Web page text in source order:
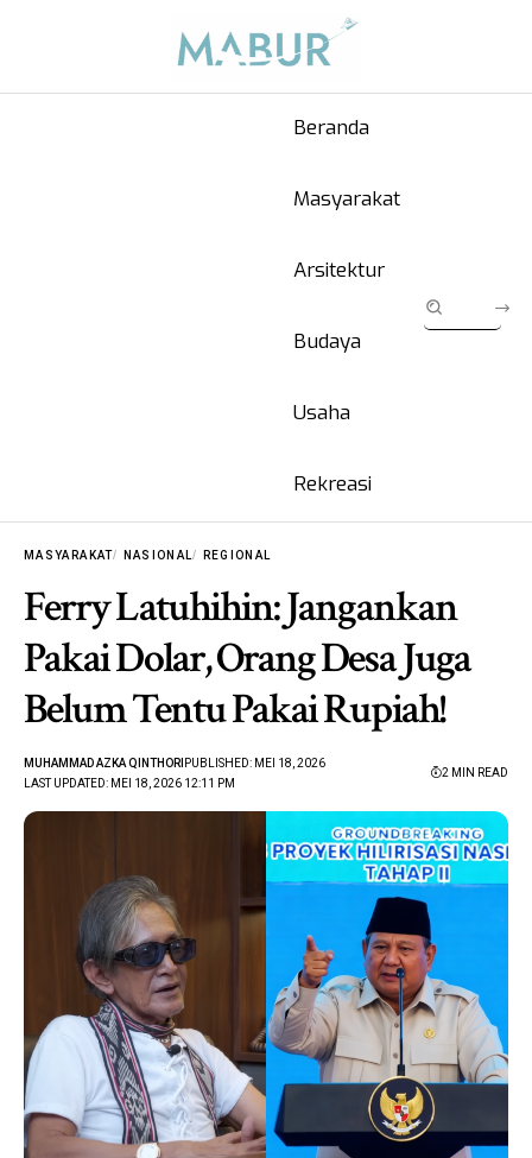
Beranda
Masyarakat
Arsitektur
Budaya
Usaha
Rekreasi
MASYARAKAT NASIONAL REGIONAL
Ferry Latuhihin: Jangankan
Pakai Dolar, Orang Desa Juga
Belum Tentu Pakai Rupiah!
LAST UPDATED: MEI 18, 2026 12:11 PM
MUHAMMAD AZKA QINTHORI PUBLISHED: MEI 18, 2026
2 MIN READ